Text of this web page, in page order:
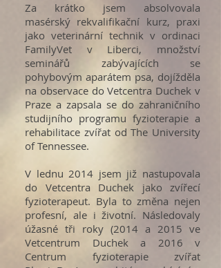
Za krátko jsem absolvovala
masérský rekvalifikační kurz, praxi
jako veterinární technik v ordinaci
FamilyVet v Liberci, množství
seminářů zabývajících se
pohybovým aparátem psa, dojížděla
na observace do Vetcentra Duchek v
Praze a zapsala se do zahraničního
studijního programu fyzioterapie a
rehabilitace zvířat od The University
of Tennessee.
V lednu 2014 jsem již nastupovala
do Vetcentra Duchek jako zvířecí
fyzioterapeut. Byla to změna nejen
profesní, ale i životní. Následovaly
úžasné tři roky (2014 a 2015 ve
Vetcentrum Duchek a 2016 v
Centrum fyzioterapie zvířat